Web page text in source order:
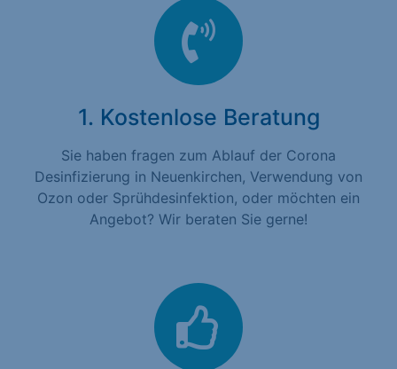
1. Kostenlose Beratung
Sie haben fragen zum Ablauf der Corona
Desinfizierung in Neuenkirchen, Verwendung von
Ozon oder Sprühdesinfektion, oder möchten ein
Angebot? Wir beraten Sie gerne!